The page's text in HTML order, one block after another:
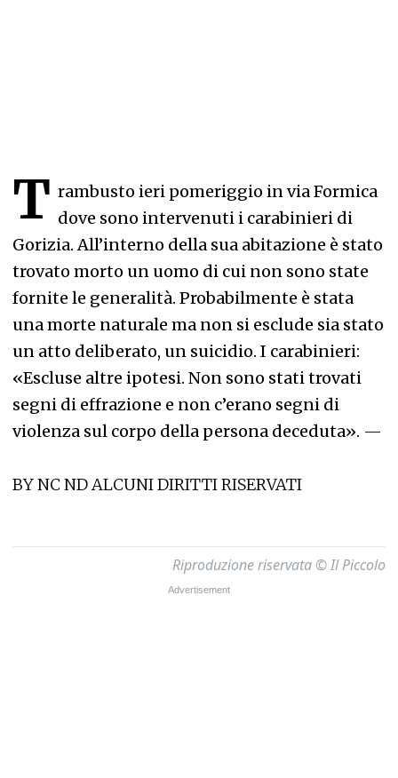
T rambusto ieri pomeriggio in via Formica
dove sono intervenuti i carabinieri di
Gorizia. All’interno della sua abitazione è stato
trovato morto un uomo di cui non sono state
fornite le generalità. Probabilmente è stata
una morte naturale ma non si esclude sia stato
un atto deliberato, un suicidio. I carabinieri:
«Escluse altre ipotesi. Non sono stati trovati
segni di effrazione e non c’erano segni di
violenza sul corpo della persona deceduta». —
BY NC ND ALCUNI DIRITTI RISERVATI
Riproduzione riservata © Il Piccolo